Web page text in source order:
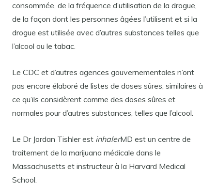
consommée, de la fréquence d’utilisation de la drogue,
de la façon dont les personnes âgées l’utilisent et si la
drogue est utilisée avec d’autres substances telles que
l’alcool ou le tabac.
Le CDC et d’autres agences gouvernementales n’ont
pas encore élaboré de listes de doses sûres, similaires à
ce qu’ils considèrent comme des doses sûres et
normales pour d’autres substances, telles que l’alcool.
Le Dr Jordan Tishler est inhalerMD est un centre de
traitement de la marijuana médicale dans le
Massachusetts et instructeur à la Harvard Medical
School.